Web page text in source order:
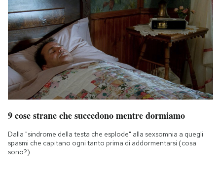
9 cose strane che succedono mentre dormiamo
Dalla "sindrome della testa che esplode" alla sexsomnia a quegli
spasmi che capitano ogni tanto prima di addormentarsi (cosa
sono?)